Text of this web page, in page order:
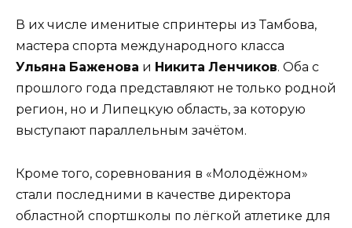
В их числе именитые спринтеры из Тамбова,
мастера спорта международного класса
Ульяна Баженова и Никита Ленчиков. Оба с
прошлого года представляют не только родной
регион, но и Липецкую область, за которую
выступают параллельным зачётом.
Кроме того, соревнования в «Молодёжном»
стали последними в качестве директора
областной спортшколы по лёгкой атлетике для